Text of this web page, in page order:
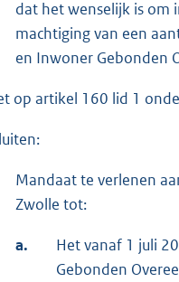
dat het wenselijk is om
machtiging van een
en Inwoner Gebonden
op artikel 160 lid 1
Mandaat te verlenen
Zwolle tot:
a.
Het vanaf 1 juli
Gebonden